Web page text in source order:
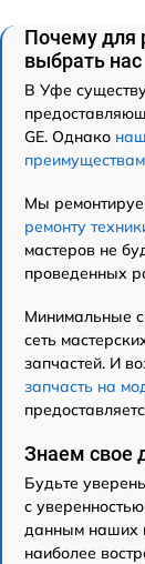
Почему для
выбрать нас
В Уфе
GE. Однако
Мы
ремонту
мастеров не
проведенных
Минимальные
сеть
запчастей. И
запчасть на
Знаем свое
Будьте
с
данным наших
наиболее